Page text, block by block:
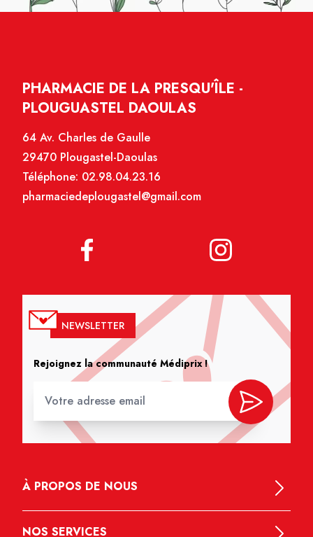
PHARMACIE DE LA PRESQU'ÎLE -
PLOUGUASTEL DAOULAS
64 Av. Charles de Gaulle
29470 Plougastel-Daoulas
Téléphone: 02.98.04.23.16
pharmaciedeplougastel@gmail.com
NEWSLETTER
Rejoignez la communauté Médiprix !
À PROPOS DE NOUS
NOS SERVICES